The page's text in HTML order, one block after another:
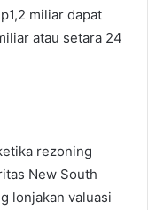
miliar dapat
atau setara 24
rezoning
New South
lonjakan valuasi